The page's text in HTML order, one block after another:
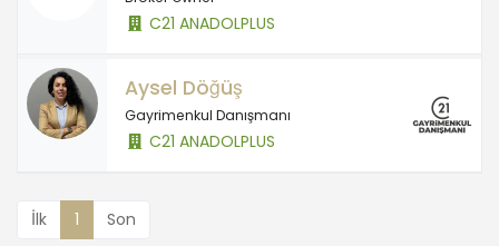
C21 ANADOLPLUS
Aysel Döğüş
Gayrimenkul Danışmanı
C21 ANADOLPLUS
İlk 1 Son